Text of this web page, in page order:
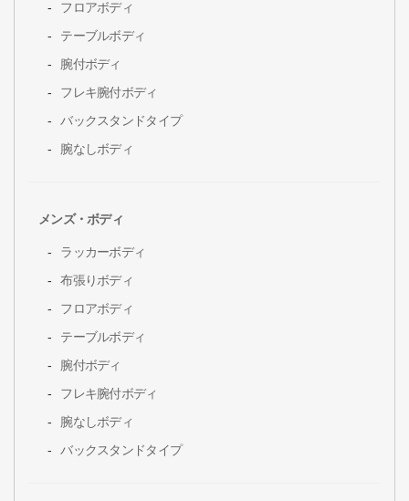
フロアボディ
テーブルボディ
腕付ボディ
フレキ腕付ボディ
バックスタンドタイプ
腕なしボディ
メンズ・ボディ
ラッカーボディ
布張りボディ
フロアボディ
テーブルボディ
腕付ボディ
フレキ腕付ボディ
腕なしボディ
バックスタンドタイプ